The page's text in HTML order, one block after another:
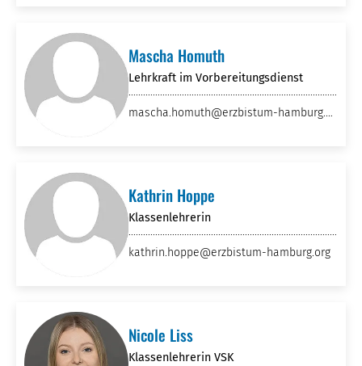
Mascha Homuth
Lehrkraft im Vorbereitungsdienst
mascha.homuth@erzbistum-hamburg.d
Kathrin Hoppe
Klassenlehrerin
kathrin.hoppe@erzbistum-hamburg.org
Nicole Liss
Klassenlehrerin VSK